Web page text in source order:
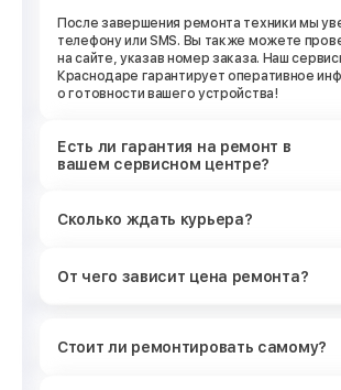
После завершения ремонта техники мы
телефону или SMS. Вы также можете
на сайте, указав номер заказа. Наш
Краснодаре гарантирует оперативное
о готовности вашего устройства!
Есть ли гарантия на ремонт в
вашем сервисном центре?
Сколько ждать курьера?
От чего зависит цена ремонта?
Стоит ли ремонтировать самому?